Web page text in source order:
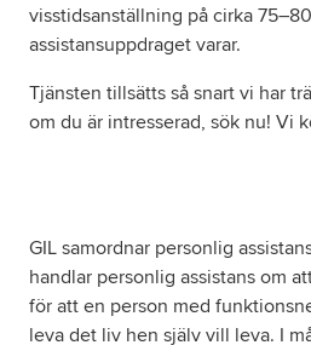
visstidsanställning på cirka
assistansuppdraget varar.
Tjänsten tillsätts så snart vi har
om du är intresserad, sök nu! Vi
GIL samordnar personlig
handlar personlig assistans om
för att en person med
leva det liv hen själv vill leva. I